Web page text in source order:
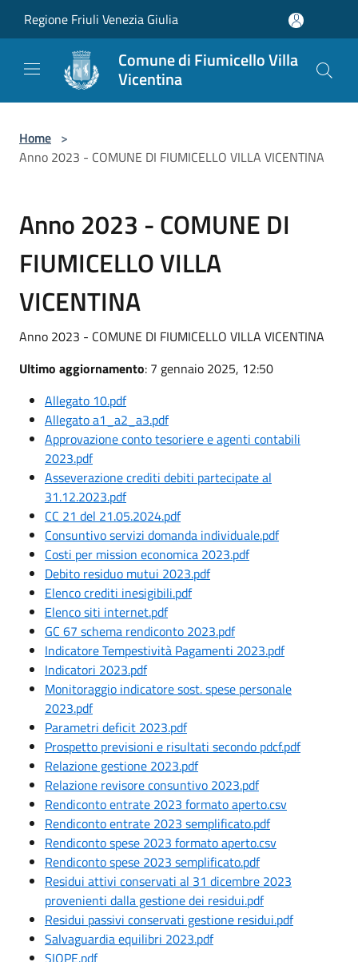
Regione Friuli Venezia Giulia
Comune di Fiumicello Villa
Vicentina
Home >
Anno 2023 - COMUNE DI FIUMICELLO VILLA VICENTINA
Anno 2023 - COMUNE DI
FIUMICELLO VILLA
VICENTINA
Anno 2023 - COMUNE DI FIUMICELLO VILLA VICENTINA
Ultimo aggiornamento: 7 gennaio 2025, 12:50
Allegato 10.pdf
Allegato a1_a2_a3.pdf
Approvazione conto tesoriere e agenti contabili
2023.pdf
Asseverazione crediti debiti partecipate al
31.12.2023.pdf
CC 21 del 21.05.2024.pdf
Consuntivo servizi domanda individuale.pdf
Costi per mission economica 2023.pdf
Debito residuo mutui 2023.pdf
Elenco crediti inesigibili.pdf
Elenco siti internet.pdf
GC 67 schema rendiconto 2023.pdf
Indicatore Tempestività Pagamenti 2023.pdf
Indicatori 2023.pdf
Monitoraggio indicatore sost. spese personale
2023.pdf
Parametri deficit 2023.pdf
Prospetto previsioni e risultati secondo pdcf.pdf
Relazione gestione 2023.pdf
Relazione revisore consuntivo 2023.pdf
Rendiconto entrate 2023 formato aperto.csv
Rendiconto entrate 2023 semplificato.pdf
Rendiconto spese 2023 formato aperto.csv
Rendiconto spese 2023 semplificato.pdf
Residui attivi conservati al 31 dicembre 2023
provenienti dalla gestione dei residui.pdf
Residui passivi conservati gestione residui.pdf
Salvaguardia equilibri 2023.pdf
SIOPE.pdf